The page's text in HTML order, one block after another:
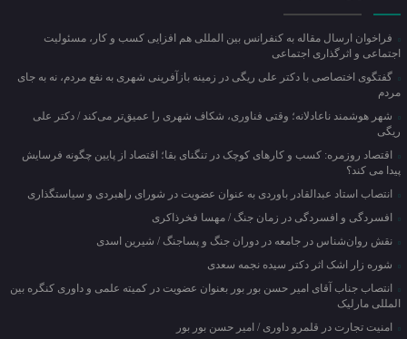
فراخوان ارسال مقاله به کنفرانس بین المللی هم افزایی کسب و کار، مسئولیت
اجتماعی و اثرگذاری اجتماعی
گفتگوی اختصاصی با دکتر علی ریگی در زمینه بازآفرینی شهری به نفع مردم، نه به جای
مردم
شهر هوشمند ناعادلانه؛ وقتی فناوری، شکاف شهری را عمیق‌تر می‌کند / دکتر علی
ریگی
اقتصاد روزمره: کسب‌ و کارهای کوچک در تنگنای بقا؛ اقتصاد از پایین چگونه فرسایش
پیدا می کند؟
انتصاب استاد عبدالقادر باوردی به عنوان عضویت در شورای راهبردی و سیاستگذاری
افسردگی و افسردگی در زمان جنگ / مهسا فخرذاکری
نقش روان‌شناس در جامعه در دوران جنگ و پساجنگ / شیرین اسدی
شوره زار اشک اثر دکتر سیده نجمه سعدی
انتصاب جناب آقای امیر حسن بور بور بعنوان عضویت در کمیته علمی و داوری کنگره بین
المللی مارلیک
امنیت تجارت در قلمرو داوری / امیر حسن بور بور